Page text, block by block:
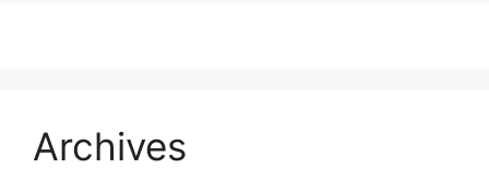
Archives